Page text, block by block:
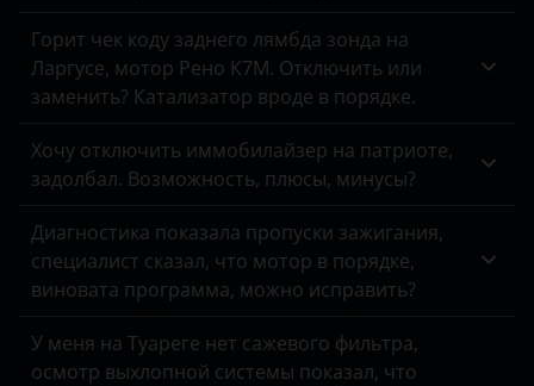
Tank
Toyota
Volvo
Zotye
Foton
Geely
Great Wall
Hawtai
Горит чек коду заднего лямбда зонда на
Ларгусе, мотор Рено К7М. Отключить или
заменить? Катализатор вроде в порядке.
Хочу отключить иммобилайзер на патриоте,
задолбал. Возможность, плюсы, минусы?
Диагностика показала пропуски зажигания,
специалист сказал, что мотор в порядке,
виновата программа, можно исправить?
У меня на Туареге нет сажевого фильтра,
осмотр выхлопной системы показал, что